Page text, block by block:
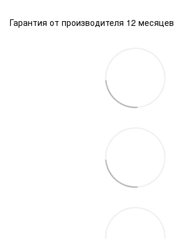
Гарантия от производителя 12 месяцев